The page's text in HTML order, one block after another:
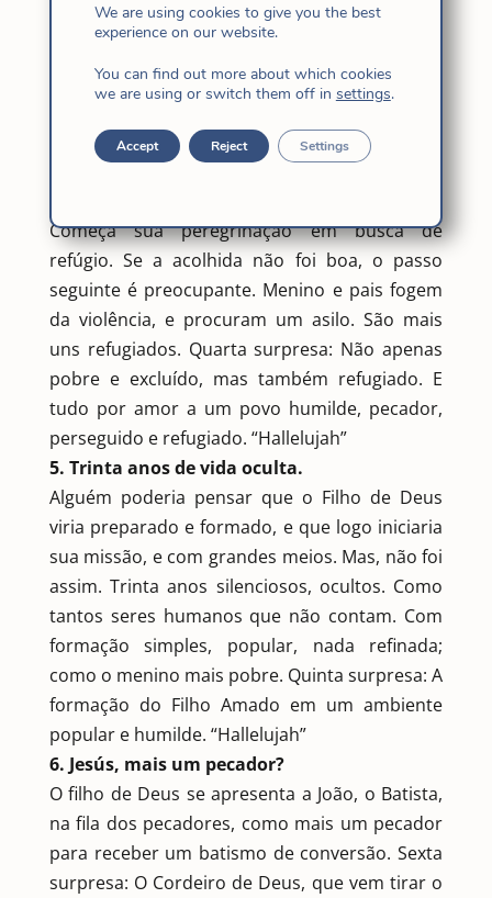
Uns pais a caminho, em suma pobreza, não
exclusão de um abrigo de pastores. Terceira
estábulo de animais, rodeado por indesejáveis
Começa sua peregrinação em busca de
refúgio. Se a acolhida não foi boa, o passo
seguinte é preocupante. Menino e pais fogem
da violência, e procuram um asilo. São mais
uns refugiados. Quarta surpresa: Não apenas
pobre e excluído, mas também refugiado. E
tudo por amor a um povo humilde, pecador,
perseguido e refugiado. “Hallelujah”
5. Trinta anos de vida oculta.
Alguém poderia pensar que o Filho de Deus
viria preparado e formado, e que logo iniciaria
sua missão, e com grandes meios. Mas, não foi
assim. Trinta anos silenciosos, ocultos. Como
tantos seres humanos que não contam. Com
formação simples, popular, nada refinada;
como o menino mais pobre. Quinta surpresa: A
formação do Filho Amado em um ambiente
popular e humilde. “Hallelujah”
6. Jesús, mais um pecador?
O filho de Deus se apresenta a João, o Batista,
na fila dos pecadores, como mais um pecador
para receber um batismo de conversão. Sexta
surpresa: O Cordeiro de Deus, que vem tirar o
We are using cookies to give you the best
experience on our website.
You can find out more about which cookies
we are using or switch them off in settings.
Accept Reject Settings